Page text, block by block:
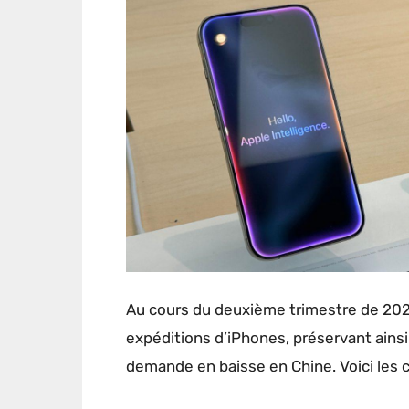
Au cours du deuxième trimestre de
expéditions d’iPhones, préservant
demande en baisse en Chine. Voici